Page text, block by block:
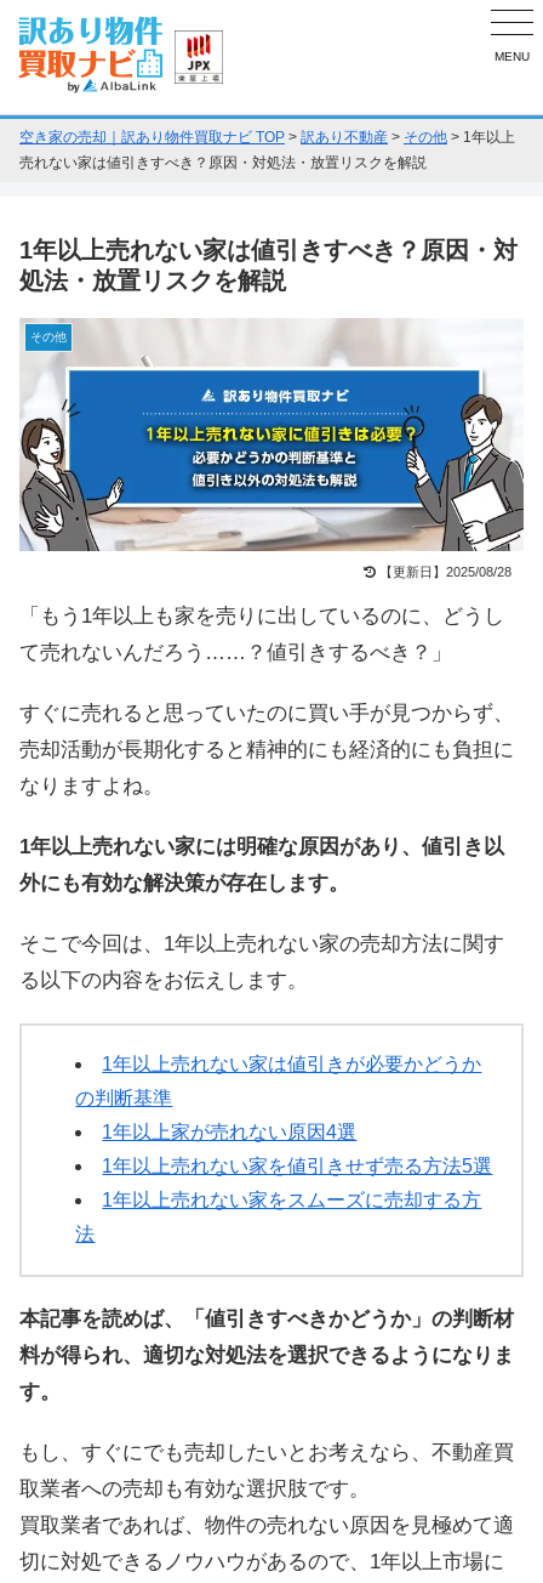
MENU
空き家の売却｜訳あり物件買取ナビ TOP > 訳あり不動産 > その他 > 1年以上
売れない家は値引きすべき？原因・対処法・放置リスクを解説
1年以上売れない家は値引きすべき？原因・対
処法・放置リスクを解説
その他
【更新日】2025/08/28
「もう1年以上も家を売りに出しているのに、どうし
て売れないんだろう……？値引きするべき？」
すぐに売れると思っていたのに買い手が見つからず、
売却活動が長期化すると精神的にも経済的にも負担に
なりますよね。
1年以上売れない家には明確な原因があり、値引き以
外にも有効な解決策が存在します。
そこで今回は、1年以上売れない家の売却方法に関す
る以下の内容をお伝えします。
1年以上売れない家は値引きが必要かどうか
の判断基準
1年以上家が売れない原因4選
1年以上売れない家を値引きせず売る方法5選
1年以上売れない家をスムーズに売却する方
法
本記事を読めば、「値引きすべきかどうか」の判断材
料が得られ、適切な対処法を選択できるようになりま
す。
もし、すぐにでも売却したいとお考えなら、不動産買
取業者への売却も有効な選択肢です。
買取業者であれば、物件の売れない原因を見極めて適
切に対処できるノウハウがあるので、1年以上市場に